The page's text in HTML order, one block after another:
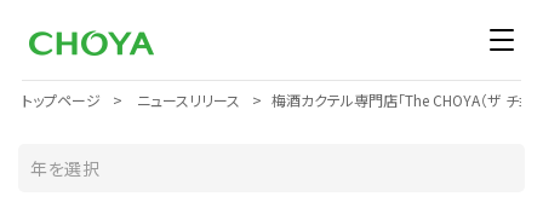
トップページ ニュースリリース 梅酒カクテル専門店「The CHOYA（ザ チョ